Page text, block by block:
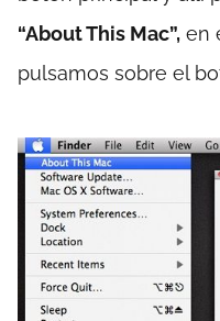
“About This Mac”, en
pulsamos sobre el